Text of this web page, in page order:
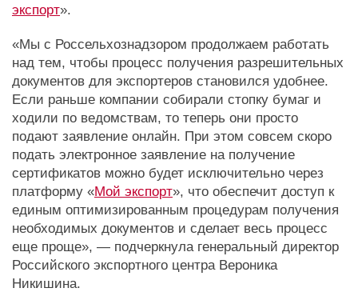
экспорт».
«Мы с Россельхознадзором продолжаем работать
над тем, чтобы процесс получения разрешительных
документов для экспортеров становился удобнее.
Если раньше компании собирали стопку бумаг и
ходили по ведомствам, то теперь они просто
подают заявление онлайн. При этом совсем скоро
подать электронное заявление на получение
сертификатов можно будет исключительно через
платформу «Мой экспорт», что обеспечит доступ к
единым оптимизированным процедурам получения
необходимых документов и сделает весь процесс
еще проще», — подчеркнула генеральный директор
Российского экспортного центра Вероника
Никишина.